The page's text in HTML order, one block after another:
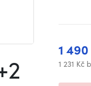
1
1 231 Kč